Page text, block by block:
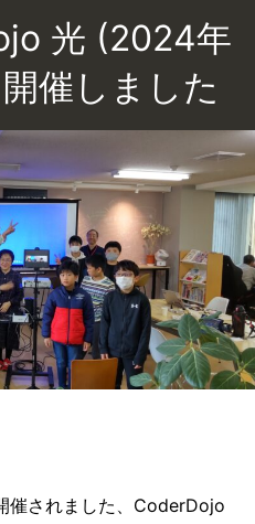
光 (2024年
催しました
催されました、CoderDojo